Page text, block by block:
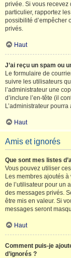
privée. Si vous recevez
particulier, rapportez
possibilité d’empêcher
privés.
Haut
J’ai reçu un spam ou
Le formulaire de
suivre les utilisateurs
l’administrateur une
d’inclure l’en-tête (il
L’administrateur
Haut
Amis et ignorés
Que sont mes listes
Vous pouvez utiliser
Les membres ajoutés
de l’utilisateur pour un
des messages privés.
être mis en valeur. Si
messages seront
Haut
Comment puis-je
d’ignorés ?